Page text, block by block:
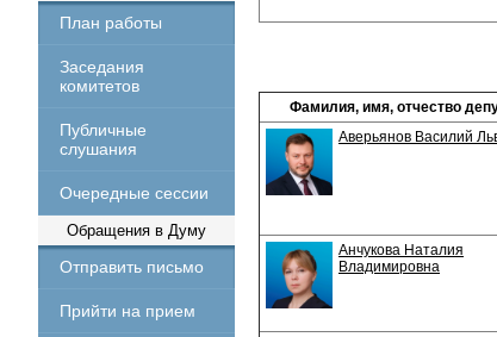
План работы
Заседания
комитетов
Публичные
слушания
Очередные сессии
Обращения в Думу
Отправить письмо
Прийти на прием
Фамилия, имя, отчество
Аверьянов Василий
Анчукова Наталия
Владимировна